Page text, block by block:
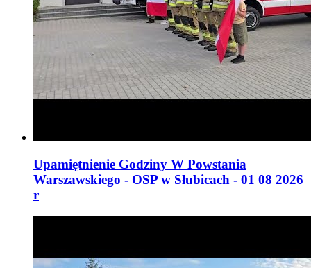
Upamiętnienie Godziny W Powstania
Warszawskiego - OSP w Słubicach - 01 08 2026
r